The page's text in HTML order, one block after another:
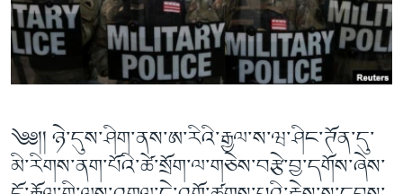
འཚོལ་
ཞིབ་
ལ་
བསྐྱོད།
དྲ་བརྙན་གསར་འགྱུར།
ཁ་བའི་མི་སྣ།
བུད་མེད་ལེ་ཚན།
ཆབ་སྲིད་བཙོན་པ་ངོ་སྤྲོད།
བགྲོ་གླེང་མདུན་ལྕོག
བསྐྱར་ཞིབ།
པོ་ཊི་ཁ་སི།
ཕ་ཡུལ་གླེང་སྟེགས།
ཆོས་རིག་ལེ་ཚན།
Learning English
རྗེས་འབྲངས།
སྐད་ཡིག
༄༅།། ཉེ་དུས་ཤིག་ནས་ཨ་རིའི་རྒྱལ་ས་ཝ་ཤིང་ཊོན་དུ་
མི་རིགས་ནག་པོའི་ཚེ་སྲོག་ལ་གཅེས་བརྩེ་བྱ་དགོས་ཞེས་